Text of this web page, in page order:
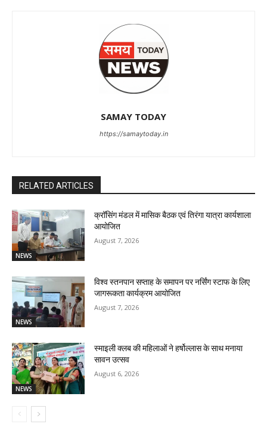
SAMAY TODAY
https://samaytoday.in
RELATED ARTICLES
NEWS
क्रॉसिंग मंडल में मासिक बैठक एवं तिरंगा यात्रा कार्यशाला
आयोजित
August 7, 2026
NEWS
विश्व स्तनपान सप्ताह के समापन पर नर्सिंग स्टाफ के लिए
जागरूकता कार्यक्रम आयोजित
August 7, 2026
NEWS
स्माइली क्लब की महिलाओं ने हर्षोल्लास के साथ मनाया
सावन उत्सव
August 6, 2026